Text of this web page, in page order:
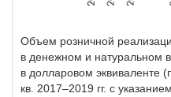
Объем розничной
в денежном и натуральном
в долларовом эквиваленте
кв. 2017–2019 гг. с